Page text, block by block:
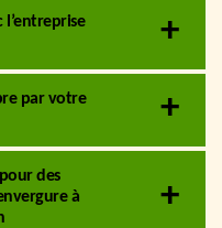
l’entreprise
par votre
des
à